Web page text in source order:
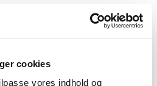
cookies
vores indhold og